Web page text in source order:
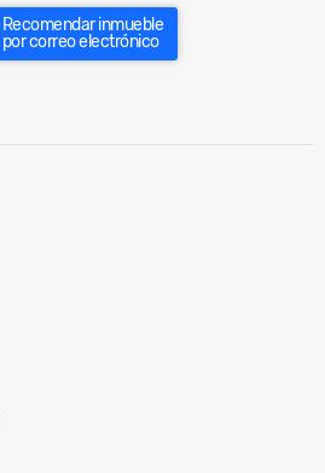
Recomendar inmueble
por correo electrónico